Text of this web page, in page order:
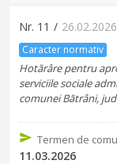
Nr. 11 / 26.02.2026
Caracter normativ
Hotărâre pentru
serviciile sociale
comunei Bătrâni,
Termen de
11.03.2026